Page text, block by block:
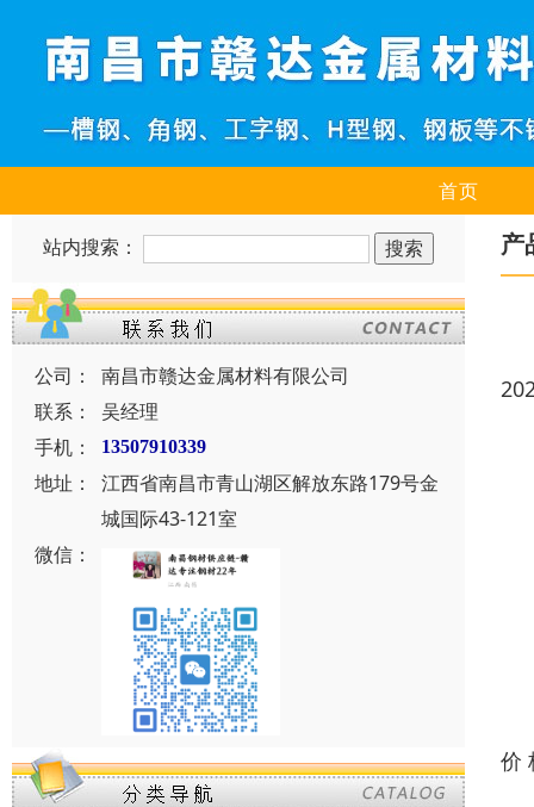
首页
站内搜索：
公司：
南昌市赣达金属材料有限公司
联系：
吴经理
手机：
13507910339
地址：
江西省南昌市青山湖区解放东路179号金
城国际43-121室
微信：
产
价